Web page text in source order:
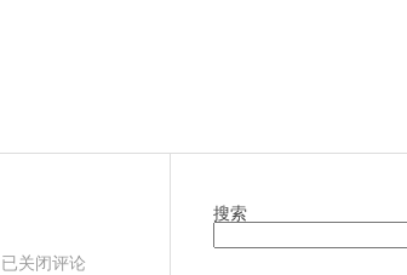
路
已关闭评论
搜索